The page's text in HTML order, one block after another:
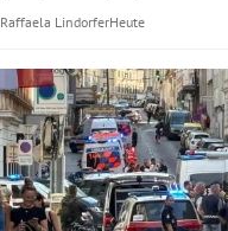
Untermenü
Untermenü
Untermenü
Raffaela LindorferHeute